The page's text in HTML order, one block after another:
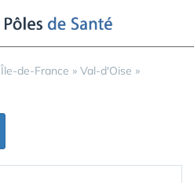
Île-de-France » Val-d'Oise »